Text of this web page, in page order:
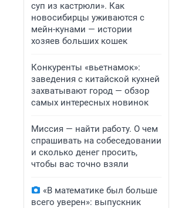
суп из кастрюли». Как
новосибирцы уживаются с
мейн-кунами — истории
хозяев больших кошек
Конкуренты «вьетнамок»:
заведения с китайской кухней
захватывают город — обзор
самых интересных новинок
Миссия — найти работу. О чем
спрашивать на собеседовании
и сколько денег просить,
чтобы вас точно взяли
«В математике был больше
всего уверен»: выпускник